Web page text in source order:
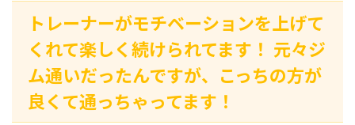
トレーナーがモチベーションを上げて
くれて楽しく続けられてます！ 元々ジ
ム通いだったんですが、こっちの方が
良くて通っちゃってます！